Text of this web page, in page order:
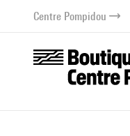
contenuCentre Pompidou